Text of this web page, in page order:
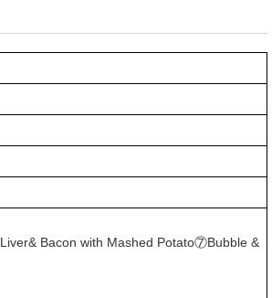
Bacon with Mashed Potato⑦Bubble &